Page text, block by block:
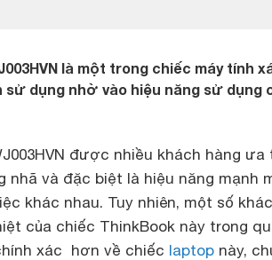
là một trong chiếc máy tính
dụng nhờ vào hiệu năng sử dụng
được nhiều khách hàng ưa
và đặc biệt là hiệu năng mạnh
khác nhau. Tuy nhiên, một số
của chiếc ThinkBook này trong
xác hơn về chiếc laptop này,